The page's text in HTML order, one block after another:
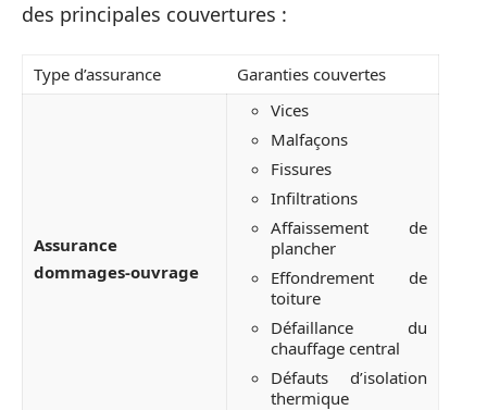
des principales couvertures :
Type d’assurance Garanties couvertes
Assurance
dommages-ouvrage
Vices
Malfaçons
Fissures
Infiltrations
Affaissement de
plancher
Effondrement de
toiture
Défaillance du
chauffage central
Défauts d’isolation
thermique